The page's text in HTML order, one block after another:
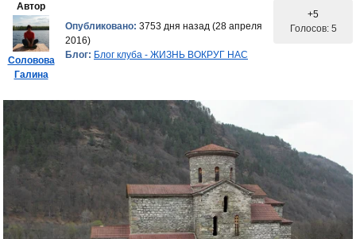
Автор
Соловова
Галина
Опубликовано: 3753 дня назад (28 апреля
2016)
Блог: Блог клуба - ЖИЗНЬ ВОКРУГ НАС
+5
Голосов: 5